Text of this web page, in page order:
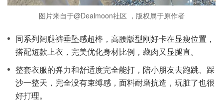
图片来自于@Dealmoon社区 ，版权属于原作者
同系列阔腿裤垂坠感超棒，高腰版型刚好卡在显瘦位置，
搭配短款上衣，完美优化身材比例，藏肉又显腿直。
整套衣服的弹力和舒适度完全能打，陪小朋友去跑跳、踩
沙一整天，完全没有束缚感，面料耐磨抗造，玩脏了也很
好打理。